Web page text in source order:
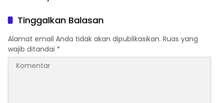
Tinggalkan Balasan
Alamat email Anda tidak akan dipublikasikan. Ruas yang
wajib ditandai *